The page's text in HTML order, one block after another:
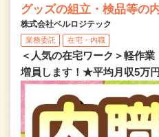
グッズの組立・検品等の
株式会社ベルロジテック
業務委託 在宅・内職
＜人気の在宅ワーク＞軽作
増員します！★平均月収5万円